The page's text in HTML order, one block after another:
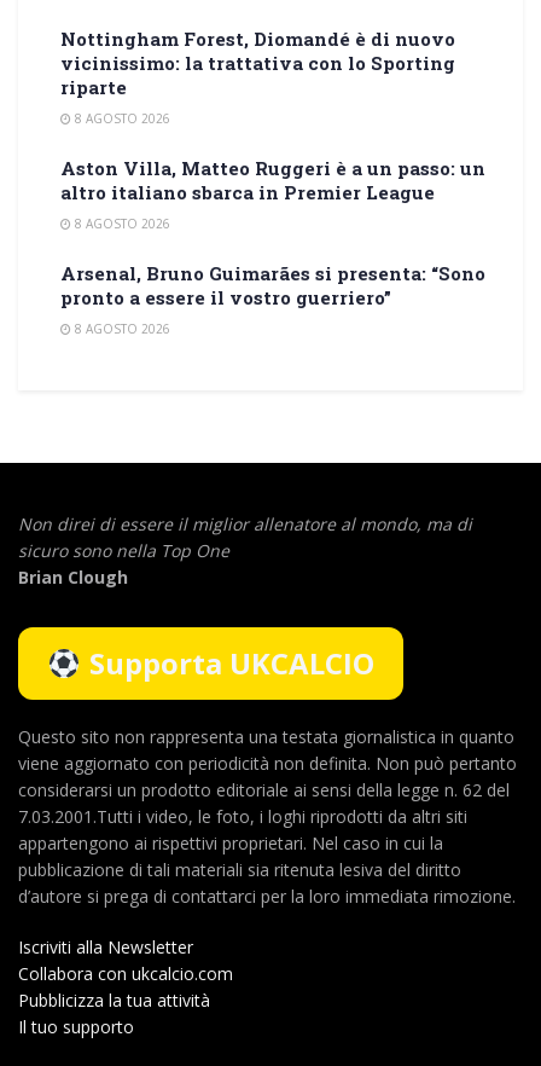
Nottingham Forest, Diomandé è di nuovo
vicinissimo: la trattativa con lo Sporting
riparte
8 AGOSTO 2026
Aston Villa, Matteo Ruggeri è a un passo: un
altro italiano sbarca in Premier League
8 AGOSTO 2026
Arsenal, Bruno Guimarães si presenta: “Sono
pronto a essere il vostro guerriero”
8 AGOSTO 2026
Non direi di essere il miglior allenatore al mondo, ma di
sicuro sono nella Top One
Brian Clough
Supporta UKCALCIO
Questo sito non rappresenta una testata giornalistica in quanto
viene aggiornato con periodicità non definita. Non può pertanto
considerarsi un prodotto editoriale ai sensi della legge n. 62 del
7.03.2001.Tutti i video, le foto, i loghi riprodotti da altri siti
appartengono ai rispettivi proprietari. Nel caso in cui la
pubblicazione di tali materiali sia ritenuta lesiva del diritto
d’autore si prega di contattarci per la loro immediata rimozione.
Iscriviti alla Newsletter
Collabora con ukcalcio.com
Pubblicizza la tua attività
Il tuo supporto